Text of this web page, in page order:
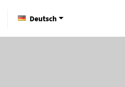
Deutsch